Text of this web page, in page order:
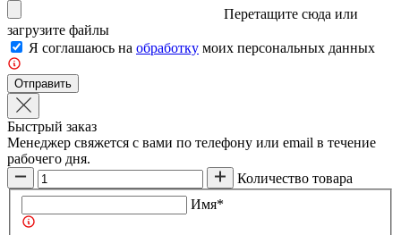
Перетащите сюда или
загрузите файлы
Я соглашаюсь на обработку моих персональных данных
Отправить
Быстрый заказ
Менеджер свяжется с вами по телефону или email в течение
рабочего дня.
Количество товара
Имя*